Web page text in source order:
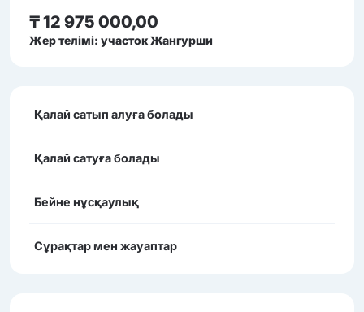
₸ 12 975 000,00
Жер телімі: участок Жангурши
Қалай сатып алуға болады
Қалай сатуға болады
Бейне нұсқаулық
Сұрақтар мен жауаптар